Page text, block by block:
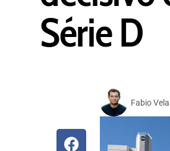
Série D
Fabio